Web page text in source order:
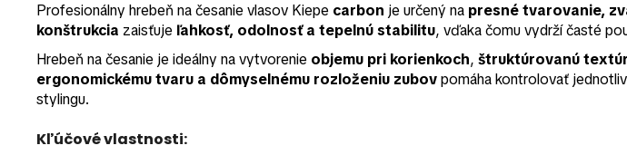
Profesionálny hrebeň na česanie vlasov Kiepe carbon je určený na presné tvarovanie,
konštrukcia zaisťuje ľahkosť, odolnosť a tepelnú stabilitu, vďaka čomu vydrží časté
Hrebeň na česanie je ideálny na vytvorenie objemu pri korienkoch, štruktúrovanú
ergonomickému tvaru a dômyselnému rozloženiu zubovpomáha kontrolovať
stylingu.
Kľúčové vlastnosti: